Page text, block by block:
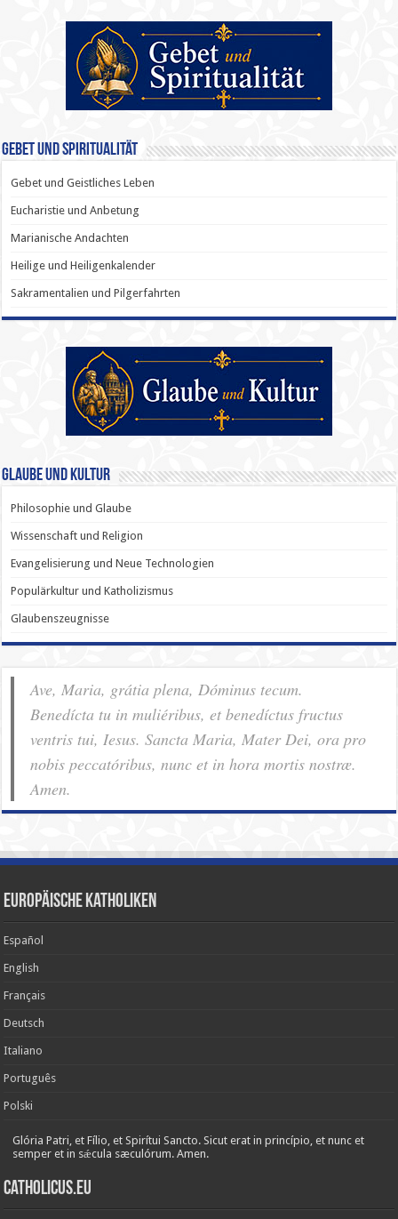
Gebet und Spiritualität
Gebet und Geistliches Leben
Eucharistie und Anbetung
Marianische Andachten
Heilige und Heiligenkalender
Sakramentalien und Pilgerfahrten
Glaube und Kultur
Philosophie und Glaube
Wissenschaft und Religion
Evangelisierung und Neue Technologien
Populärkultur und Katholizismus
Glaubenszeugnisse
Ave, Maria, grátia plena, Dóminus tecum.
Benedícta tu in muliéribus, et benedíctus fructus
ventris tui, Iesus. Sancta Maria, Mater Dei, ora pro
nobis pec­ca­tóribus, nunc et in hora mortis nostræ.
Amen.
Europäische Katholiken
Español
English
Français
Deutsch
Italiano
Português
Polski
Glória Patri, et Fílio, et Spirítui Sancto. Sicut erat in princípio, et nunc et
semper et in sǽcula sæculórum. Amen.
Catholicus.eu